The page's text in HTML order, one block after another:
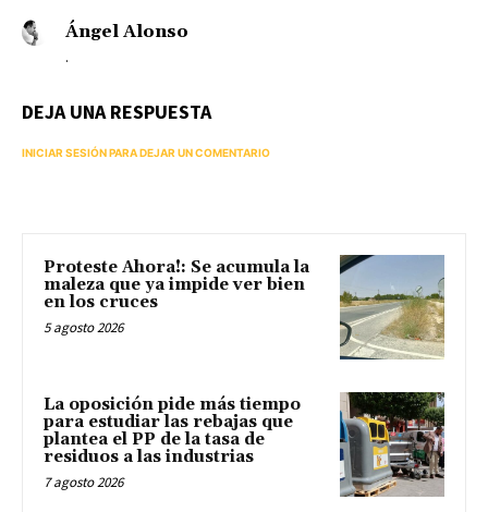
Ángel Alonso
.
DEJA UNA RESPUESTA
INICIAR SESIÓN PARA DEJAR UN COMENTARIO
Proteste Ahora!: Se acumula la
maleza que ya impide ver bien
en los cruces
5 agosto 2026
La oposición pide más tiempo
para estudiar las rebajas que
plantea el PP de la tasa de
residuos a las industrias
7 agosto 2026